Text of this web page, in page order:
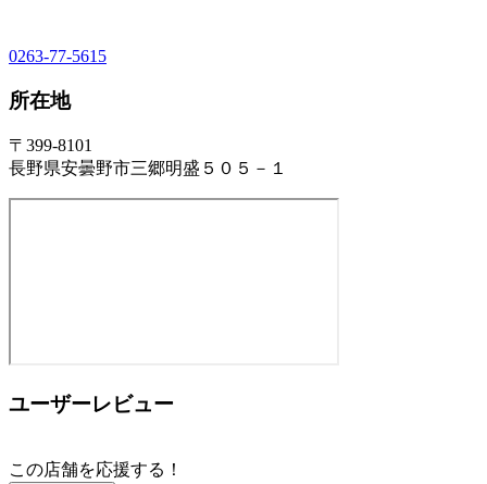
0263-77-5615
所在地
〒399-8101
長野県安曇野市三郷明盛５０５－１
ユーザーレビュー
この店舗を応援する！